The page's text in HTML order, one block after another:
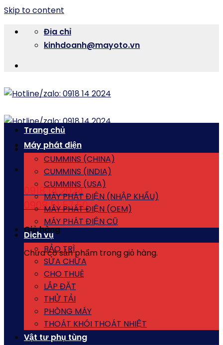
Skip to content
Địa chỉ
kinhdoanh@mayoto.vn
0918 14 2024
0908 51 57 50
Giỏ hàng
Chưa có sản phẩm trong giỏ hàng.
Trang chủ
Máy phát điện
CUMMINS (CHINA)
CUMMINS (INDIA)
CUMMINS (USA)
MÁY PHÁT ĐIỆN (NHẬP KHẨU)
MÁY PHÁT ĐIỆN (OEM)
MÁY PHÁT ĐIỆN CŨ
Dịch vụ
BẢO TRÌ
SỬA CHỮA
CHO THUÊ
LẮP ĐẶT
THỬ TẢI
PHÒNG MÁY
THOÁT KHÓI THOÁT NHIỆT
Vật tư phụ tùng